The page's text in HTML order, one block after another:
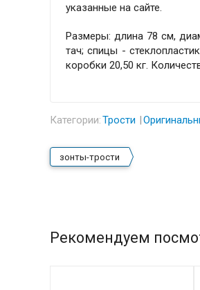
указанные на сайте.
Размеры: длина 78 см,
тач; спицы -
коробки 20,50 кг.
Категории:Трости
зонты-трости
Рекомендуем